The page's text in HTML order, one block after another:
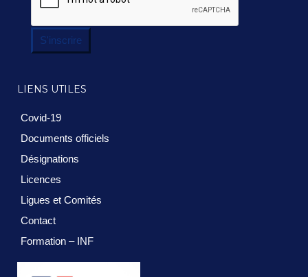
S'inscrire
LIENS UTILES
Covid-19
Documents officiels
Désignations
Licences
Ligues et Comités
Contact
Formation – INF